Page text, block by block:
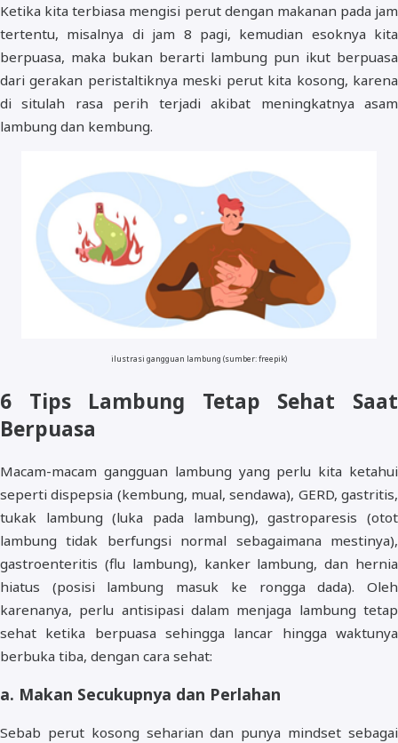
Ketika kita terbiasa mengisi perut dengan makanan pada jam
tertentu, misalnya di jam 8 pagi, kemudian esoknya kita
berpuasa, maka bukan berarti lambung pun ikut berpuasa
dari gerakan peristaltiknya meski perut kita kosong, karena
di situlah rasa perih terjadi akibat meningkatnya asam
lambung dan kembung.
ilustrasi gangguan lambung (sumber: freepik)
6 Tips Lambung Tetap Sehat Saat
Berpuasa
Macam-macam gangguan lambung yang perlu kita ketahui
seperti dispepsia (kembung, mual, sendawa), GERD, gastritis,
tukak lambung (luka pada lambung), gastroparesis (otot
lambung tidak berfungsi normal sebagaimana mestinya),
gastroenteritis (flu lambung), kanker lambung, dan hernia
hiatus (posisi lambung masuk ke rongga dada). Oleh
karenanya, perlu antisipasi dalam menjaga lambung tetap
sehat ketika berpuasa sehingga lancar hingga waktunya
berbuka tiba, dengan cara sehat:
a. Makan Secukupnya dan Perlahan
Sebab perut kosong seharian dan punya mindset sebagai